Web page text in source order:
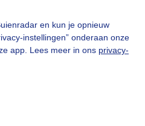
en kun je opnieuw
instellingen” onderaan onze
app. Lees meer in ons privacy-